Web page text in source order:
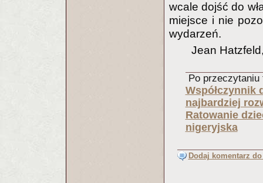
wcale dojść do
miejsce i nie
wydarzeń.
Jean
Po
Współczynnik
najbardziej
Ratowanie
nigeryjska
Dodaj komentarz